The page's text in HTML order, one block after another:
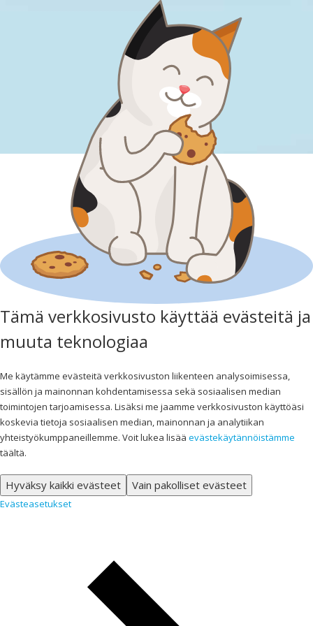
Tämä verkkosivusto käyttää evästeitä ja
muuta teknologiaa
Me käytämme evästeitä verkkosivuston liikenteen analysoimisessa,
sisällön ja mainonnan kohdentamisessa sekä sosiaalisen median
toimintojen tarjoamisessa. Lisäksi me jaamme verkkosivuston käyttöäsi
koskevia tietoja sosiaalisen median, mainonnan ja analytiikan
yhteistyökumppaneillemme. Voit lukea lisää evästekäytännöistämme
täältä.
Hyväksy kaikki evästeet Vain pakolliset evästeet
Evästeasetukset